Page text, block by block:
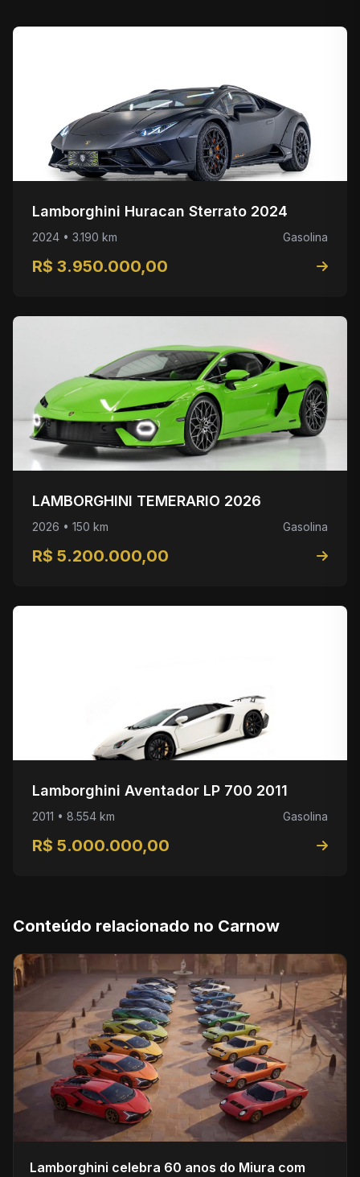
Lamborghini Huracan Sterrato 2024
2024 • 3.190 km Gasolina
R$ 3.950.000,00
LAMBORGHINI TEMERARIO 2026
2026 • 150 km Gasolina
R$ 5.200.000,00
Lamborghini Aventador LP 700 2011
2011 • 8.554 km Gasolina
R$ 5.000.000,00
Conteúdo relacionado no Carnow
Lamborghini celebra 60 anos do Miura com